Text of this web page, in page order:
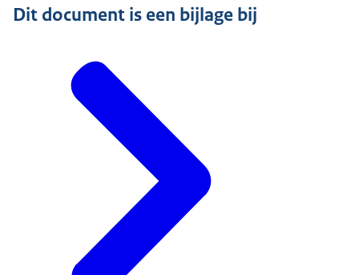
Dit document is een bijlage bij